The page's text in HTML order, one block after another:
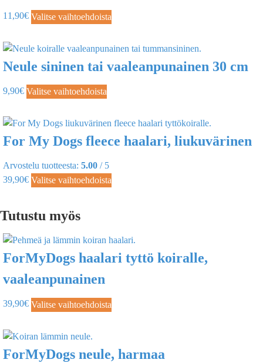
11,90€ Valitse vaihtoehdoista
Neule sininen tai vaaleanpunainen 30 cm
9,90€ Valitse vaihtoehdoista
For My Dogs fleece haalari, liukuvärinen
Arvostelu tuotteesta: 5.00 / 5
39,90€ Valitse vaihtoehdoista
Tutustu myös
ForMyDogs haalari tyttö koiralle,
vaaleanpunainen
39,90€ Valitse vaihtoehdoista
ForMyDogs neule, harmaa